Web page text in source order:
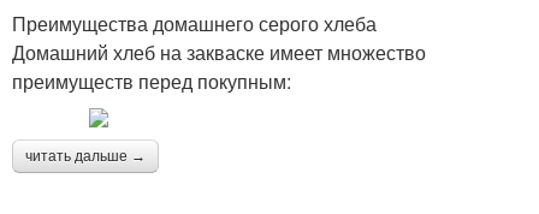
Преимущества домашнего серого хлеба
Домашний хлеб на закваске имеет множество
преимуществ перед покупным:
читать дальше →